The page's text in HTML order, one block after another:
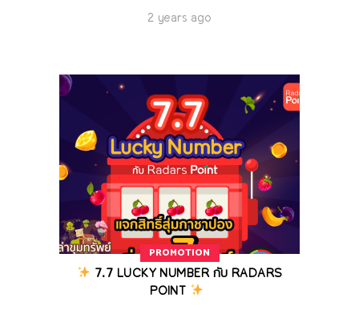
2 years ago
PROMOTION
7.7 LUCKY NUMBER กับ RADARS
POINT